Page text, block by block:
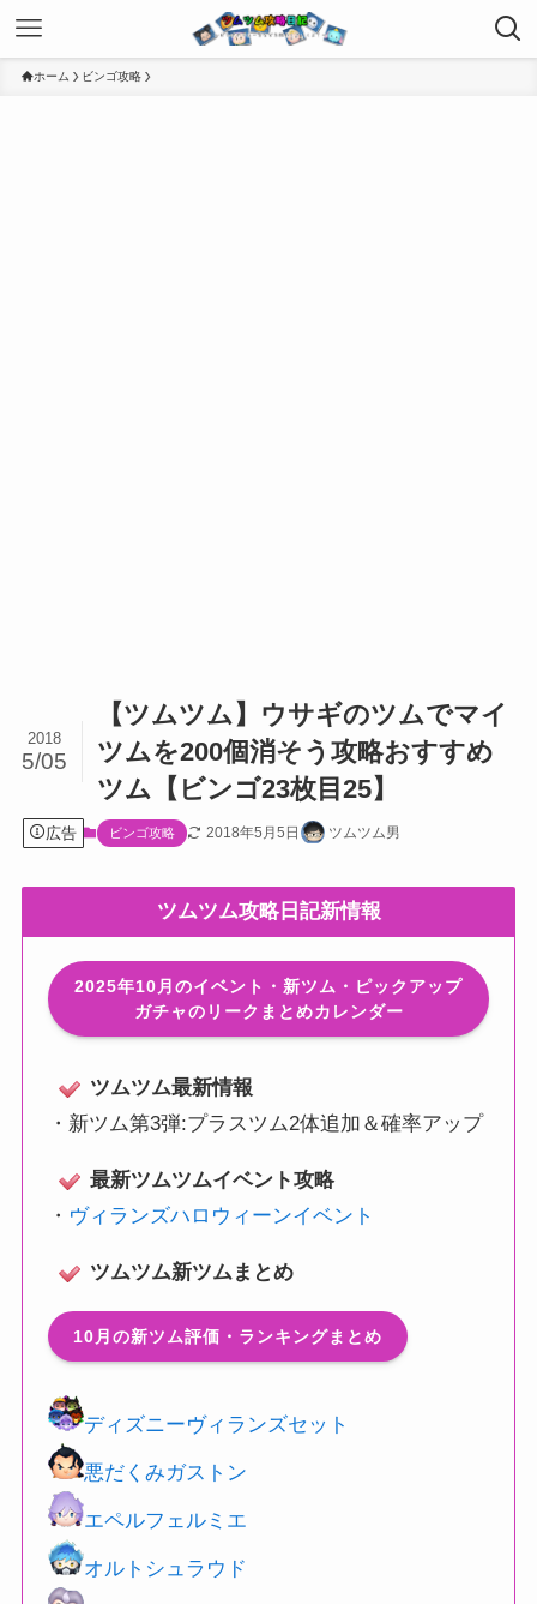
ホーム ビンゴ攻略
【ツムツム】ウサギのツムでマイ
ツムを200個消そう攻略おすすめ
ツム【ビンゴ23枚目25】
2018
5/05
広告 ビンゴ攻略 2018年5月5日 ツムツム男
ツムツム攻略日記新情報
2025年10月のイベント・新ツム・ピックアップ
ガチャのリークまとめカレンダー
ツムツム最新情報
・ 新ツム第3弾:プラスツム2体追加＆確率アップ
最新ツムツムイベント攻略
・ ヴィランズハロウィーンイベント
ツムツム新ツムまとめ
10月の新ツム評価・ランキングまとめ
ディズニーヴィランズセット
悪だくみガストン
エペルフェルミエ
オルトシュラウド